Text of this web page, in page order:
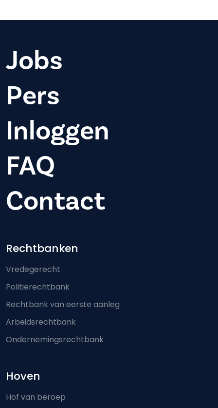
Jobs
Pers
Inloggen
FAQ
Contact
Footer-menu
Rechtbanken
Vredegerecht
Politierechtbank
Rechtbank van eerste aanleg
Arbeidsrechtbank
Ondernemingsrechtbank
Hoven
Hof van beroep